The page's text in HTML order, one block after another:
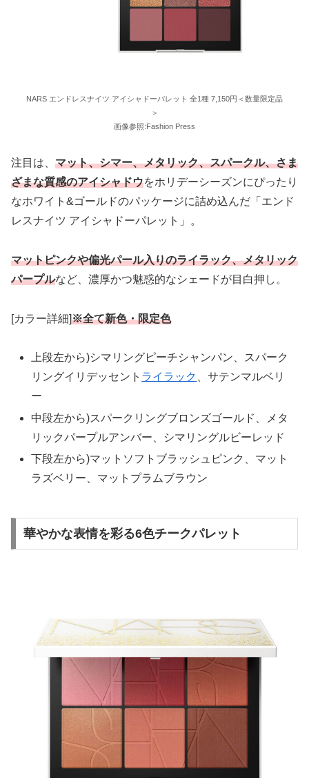
NARS エンドレスナイツ アイシャドーパレット 全1種 7,150円＜数量限定品
＞
画像参照:Fashion Press
注目は、 マット、シマー、メタリック、スパークル、さま
ざまな質感のアイシャドウをホリデーシーズンにぴったり
なホワイト&ゴールドのパッケージに詰め込んだ「エンド
レスナイツ アイシャドーパレット」。
マットピンクや偏光パール入りのライラック、メタリック
パープルなど、濃厚かつ魅惑的なシェードが目白押し。
[カラー詳細]※全て新色・限定色
上段左から)シマリングピーチシャンパン、スパーク
リングイリデッセント ライラック
、サテンマルベリ
ー
中段左から)スパークリングブロンズゴールド、メタ
リックパープルアンバー、シマリングルビーレッド
下段左から)マットソフトブラッシュピンク、マット
ラズベリー、マットプラムブラウン
華やかな表情を彩る6色チークパレット